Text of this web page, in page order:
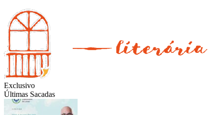
Exclusivo
Últimas Sacadas